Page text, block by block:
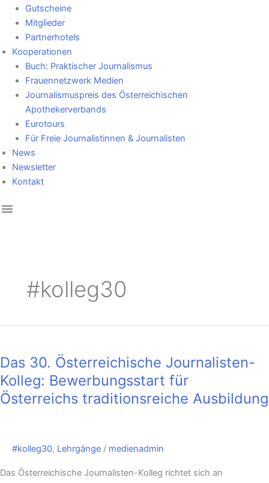
Gutscheine
Mitglieder
Partnerhotels
Kooperationen
Buch: Praktischer Journalismus
Frauennetzwerk Medien
Journalismuspreis des Österreichischen
Apothekerverbands
Eurotours
Für Freie Journalistinnen & Journalisten
News
Newsletter
Kontakt
#kolleg30
Das 30. Österreichische Journalisten-
Kolleg: Bewerbungsstart für
Österreichs traditionsreiche Ausbildung
#kolleg30, Lehrgänge / medienadmin
Das Österreichische Journalisten-Kolleg richtet sich an
Österreichische
Journalisten-
Kolleg:
Bewerbungsstart
traditionsreiche